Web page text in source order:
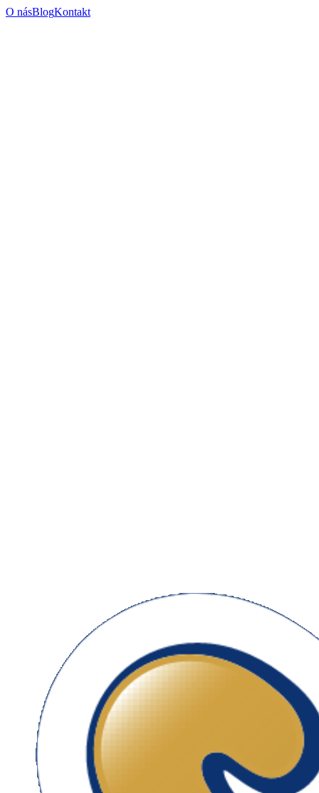
O násBlogKontakt